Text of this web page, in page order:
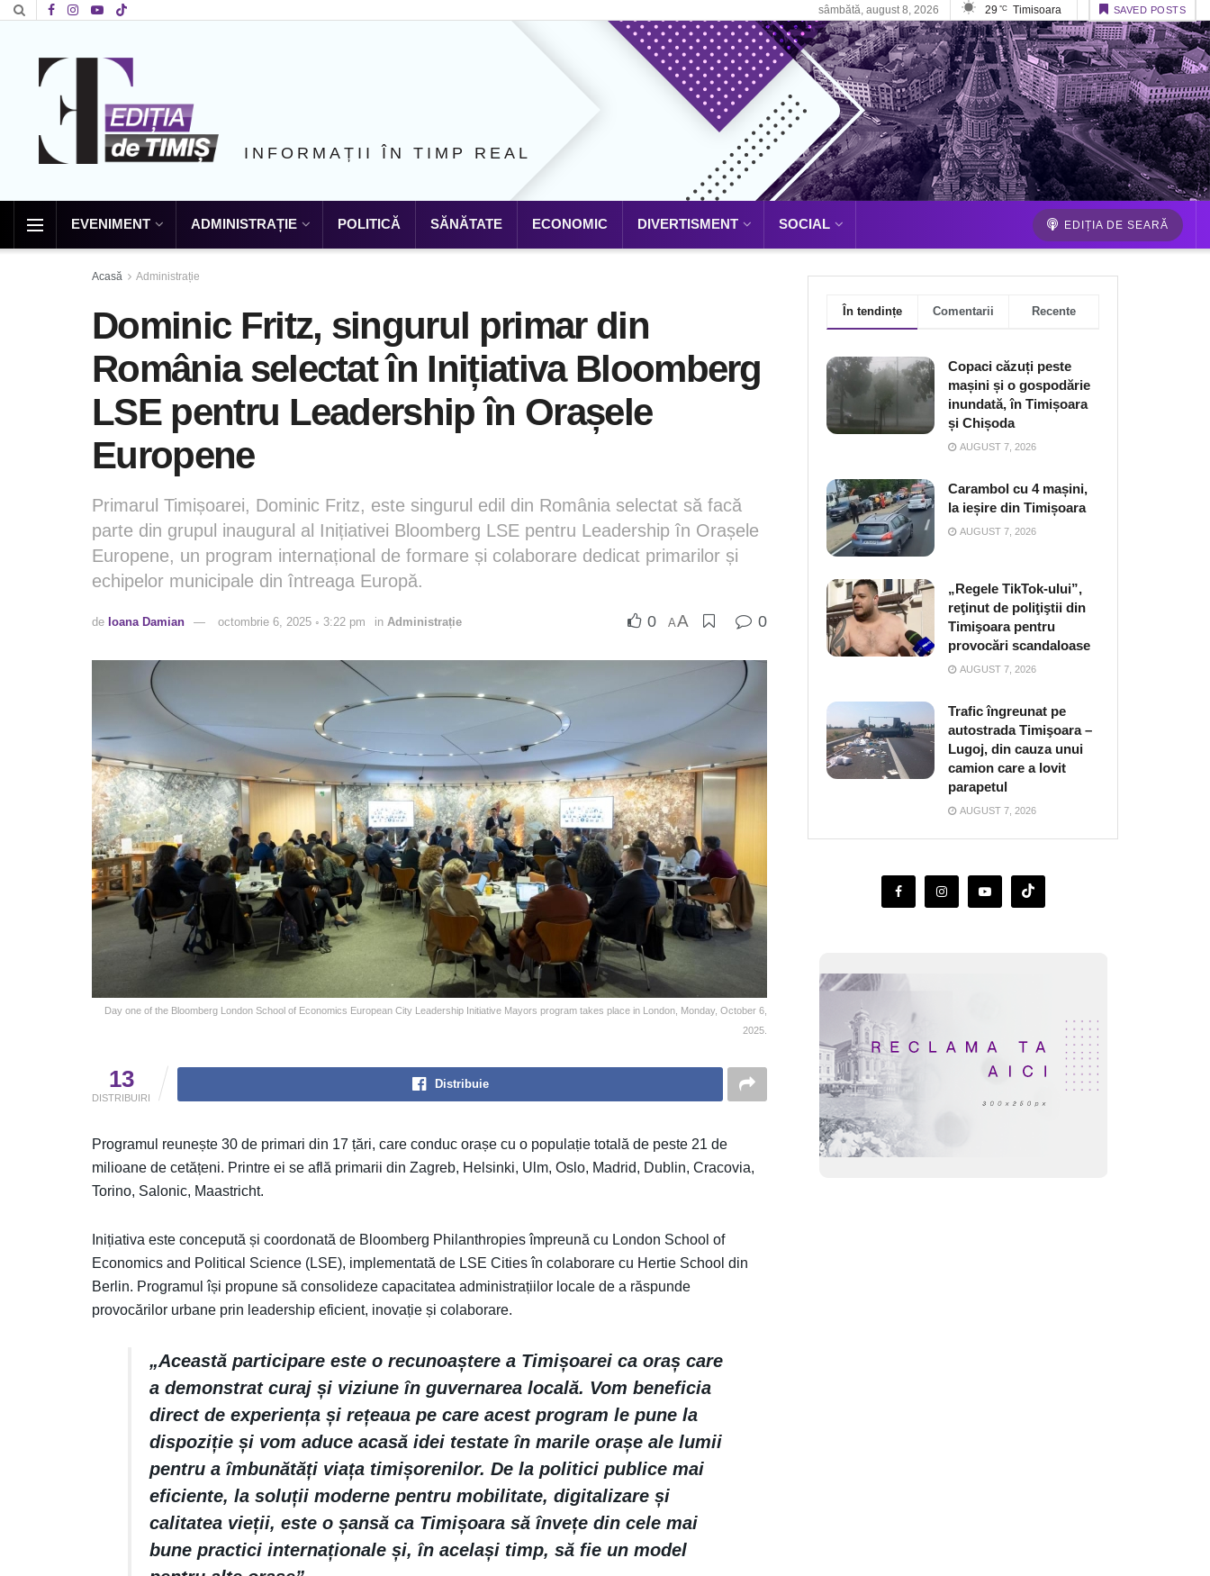
sâmbătă, august 8, 2026 29 °C Timisoara SAVED POSTS
INFORMAȚII ÎN TIMP REAL
EVENIMENT ADMINISTRAȚIE POLITICĂ SĂNĂTATE ECONOMIC DIVERTISMENT SOCIAL EDIȚIA DE SEARĂ
Acasă Administrație
Dominic Fritz, singurul primar din
România selectat în Inițiativa Bloomberg
LSE pentru Leadership în Orașele
Europene
Primarul Timișoarei, Dominic Fritz, este singurul edil din România selectat să facă
parte din grupul inaugural al Inițiativei Bloomberg LSE pentru Leadership în Orașele
Europene, un program internațional de formare și colaborare dedicat primarilor și
echipelor municipale din întreaga Europă.
de Ioana Damian octombrie 6, 2025 ◦ 3:22 pm in Administrație 0 AA 0
Day one of the Bloomberg London School of Economics European City Leadership Initiative Mayors program takes place in London, Monday, October 6,
2025.
13
DISTRIBUIRI
Distribuie
Programul reunește 30 de primari din 17 țări, care conduc orașe cu o populație totală de peste 21 de
milioane de cetățeni. Printre ei se află primarii din Zagreb, Helsinki, Ulm, Oslo, Madrid, Dublin, Cracovia,
Torino, Salonic, Maastricht.
Inițiativa este concepută și coordonată de Bloomberg Philanthropies împreună cu London School of
Economics and Political Science (LSE), implementată de LSE Cities în colaborare cu Hertie School din
Berlin. Programul își propune să consolideze capacitatea administrațiilor locale de a răspunde
provocărilor urbane prin leadership eficient, inovație și colaborare.
„Această participare este o recunoaștere a Timișoarei ca oraș care
a demonstrat curaj și viziune în guvernarea locală. Vom beneficia
direct de experiența și rețeaua pe care acest program le pune la
dispoziție și vom aduce acasă idei testate în marile orașe ale lumii
pentru a îmbunătăți viața timișorenilor. De la politici publice mai
eficiente, la soluții moderne pentru mobilitate, digitalizare și
calitatea vieții, este o șansă ca Timișoara să învețe din cele mai
bune practici internaționale și, în același timp, să fie un model
În tendințe Comentarii Recente
Copaci căzuți peste
mașini și o gospodărie
inundată, în Timișoara
și Chișoda
AUGUST 7, 2026
Carambol cu 4 mașini,
la ieșire din Timișoara
AUGUST 7, 2026
„Regele TikTok-ului”,
reţinut de poliţiştii din
Timişoara pentru
provocări scandaloase
AUGUST 7, 2026
Trafic îngreunat pe
autostrada Timişoara –
Lugoj, din cauza unui
camion care a lovit
parapetul
AUGUST 7, 2026